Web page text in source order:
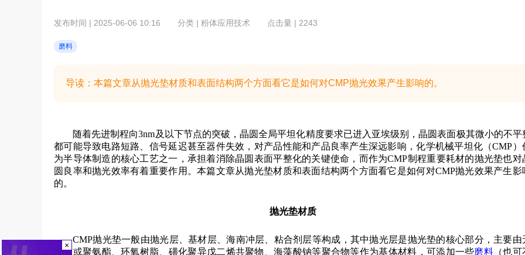
发布时间 | 2025-06-06 10:16 分类 | 粉体应用技术 点击量 | 2243
磨料
导读：本篇文章从抛光垫材质和表面结构两个方面看它是如何对CMP抛光效果产生影响的。
随着先进制程向3nm及以下节点的突破，晶圆全局平坦化精度要求已进入亚埃级别，晶圆表面极其微小的不平
都可能导致电路短路、信号延迟甚至器件失效，对产品性能和产品良率产生深远影响，化学机械平坦化（CMP）
为半导体制造的核心工艺之一，承担着消除晶圆表面平整化的关键使命，而作为CMP制程重要耗材的抛光垫也对
圆良率和抛光效率有着重要作用。本篇文章从抛光垫材质和表面结构两个方面看它是如何对CMP抛光效果产生影
的。
抛光垫材质
CMP抛光垫一般由抛光层、基材层、海南冲层、粘合剂层等构成，其中抛光层是抛光垫的核心部分，主要由
纺布或聚氨酯、环氧树脂、磺化聚异戊二烯共聚物、海藻酸钠等聚合物等作为基体材料，可添加一些磨料 （也可
×